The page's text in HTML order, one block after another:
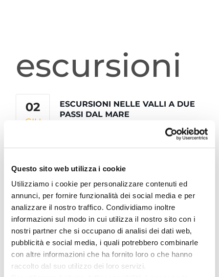
Questo sito web utilizza i cookie
Utilizziamo i cookie per personalizzare contenuti ed
annunci, per fornire funzionalità dei social media e per
analizzare il nostro traffico. Condividiamo inoltre
informazioni sul modo in cui utilizza il nostro sito con i
nostri partner che si occupano di analisi dei dati web,
pubblicità e social media, i quali potrebbero combinarle
con altre informazioni che ha fornito loro o che hanno
raccolto dal suo utilizzo dei loro servizi.
escursioni
02
GIU
ESCURSIONI NELLE VALLI A DUE
PASSI DAL MARE
LUG
ESCURSIONI NELLE VALLI A DUE
03
LUG
ESCURSIONI NELLE VALLI A DUE
PASSI DAL MARE
09
LUG
ESCURSIONI NELLE VALLI A DUE
PASSI DAL MARE